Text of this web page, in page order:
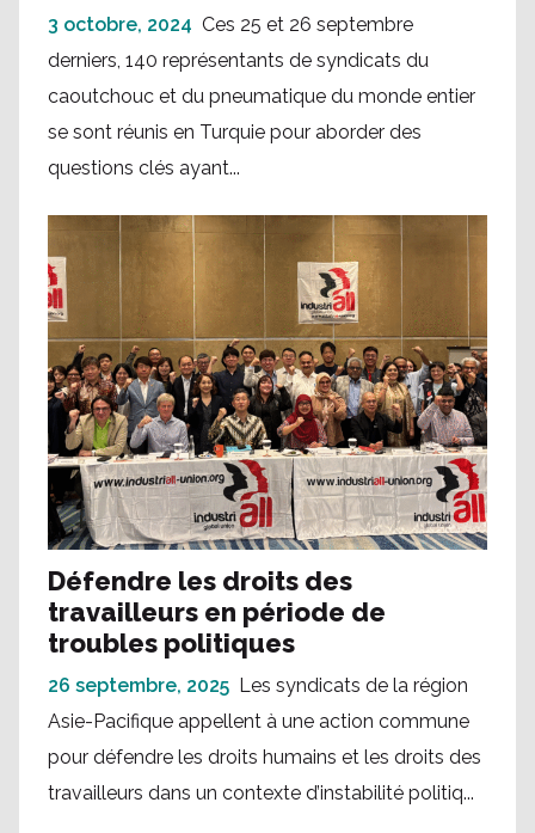
3 octobre, 2024 Ces 25 et 26 septembre
derniers, 140 représentants de syndicats du
caoutchouc et du pneumatique du monde entier
se sont réunis en Turquie pour aborder des
questions clés ayant...
Défendre les droits des
travailleurs en période de
troubles politiques
26 septembre, 2025 Les syndicats de la région
Asie-Pacifique appellent à une action commune
pour défendre les droits humains et les droits des
travailleurs dans un contexte d’instabilité politiq...